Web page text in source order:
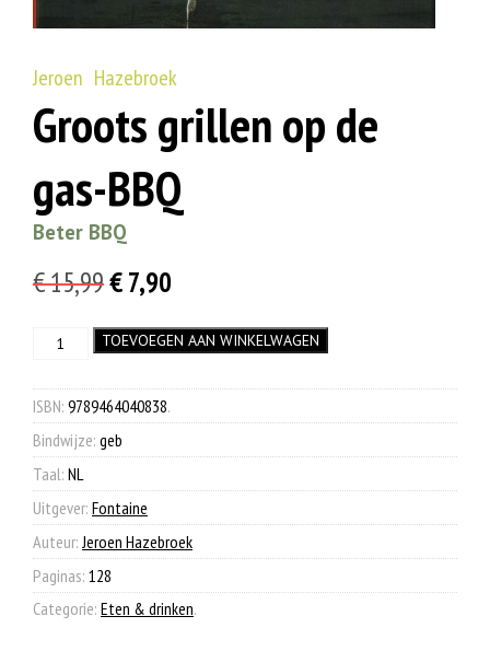
Jeroen Hazebroek
Groots grillen op de
gas-BBQ
Beter BBQ
€15,99Oorspronkelijke
was:
€ 15,99.
€7,90
is:
€ 7,90.
Groots
de
gas-
BBQ
aantal
TOEVOEGEN AAN WINKELWAGEN
ISBN: 9789464040838.
Bindwijze: geb
Taal: NL
Uitgever: Fontaine
Auteur: Jeroen Hazebroek
Paginas: 128
Categorie: Eten & drinken.